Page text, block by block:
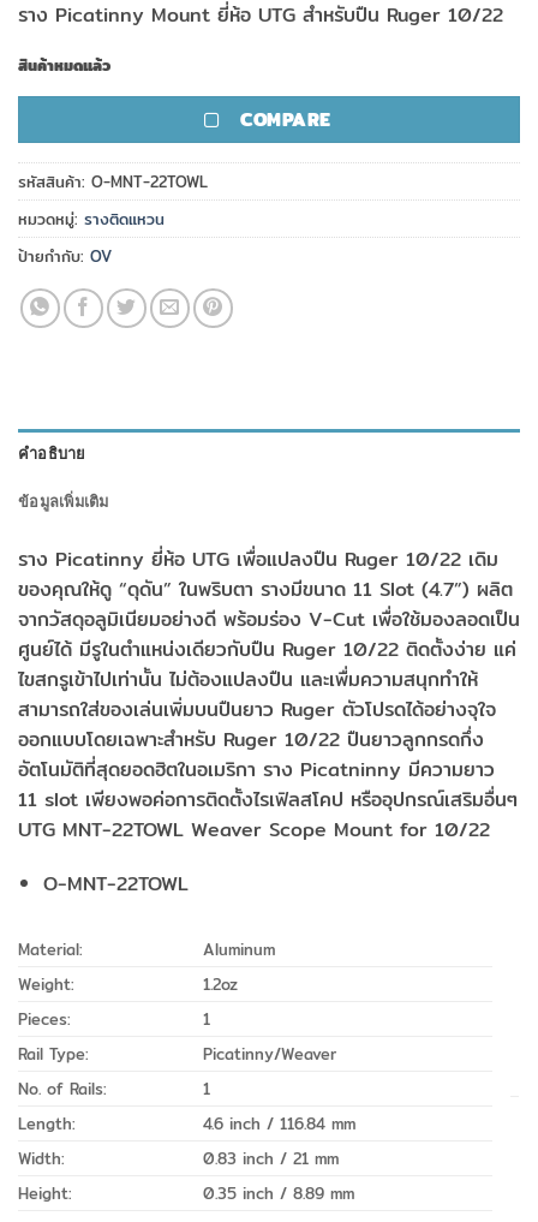
ราง Picatinny Mount ยี่ห้อ UTG สำหรับปืน Ruger 10/22
สินค้าหมดแล้ว
COMPARE
รหัสสินค้า: O-MNT-22TOWL
หมวดหมู่: รางติดแหวน
ป้ายกำกับ: OV
คำอธิบาย
ข้อมูลเพิ่มเติม
ราง Picatinny ยี่ห้อ UTG เพื่อแปลงปืน Ruger 10/22 เดิม
ของคุณให้ดู “ดุดัน” ในพริบตา รางมีขนาด 11 Slot (4.7”) ผลิต
จากวัสดุอลูมิเนียมอย่างดี พร้อมร่อง V-Cut เพื่อใช้มองลอดเป็น
ศูนย์ได้ มีรูในตำแหน่งเดียวกับปืน Ruger 10/22 ติดตั้งง่าย แค่
ไขสกรูเข้าไปเท่านั้น ไม่ต้องแปลงปืน และเพื่มความสนุกทำให้
สามารถใส่ของเล่นเพิ่มบนปืนยาว Ruger ตัวโปรดได้อย่างจุใจ
ออกแบบโดยเฉพาะสำหรับ Ruger 10/22 ปืนยาวลูกกรดกึ่ง
อัตโนมัติที่สุดยอดฮิตในอเมริกา ราง Picatninny มีความยาว
11 slot เพียงพอค่อการติดตั้งไรเฟิลสโคป หรืออุปกรณ์เสริมอื่นๆ
UTG MNT-22TOWL Weaver Scope Mount for 10/22
O-MNT-22TOWL
Material:
Aluminum
Weight:
1.2oz
Pieces:
1
Rail Type:
Picatinny/Weaver
No. of Rails:
1
Length:
4.6 inch / 116.84 mm
Width:
0.83 inch / 21 mm
Height:
0.35 inch / 8.89 mm